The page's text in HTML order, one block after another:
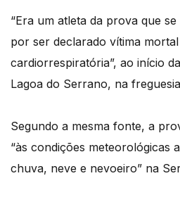
“Era um atleta da prova que
por ser declarado vítima
cardiorrespiratória”, ao início
Lagoa do Serrano, na
Segundo a mesma fonte, a
“às condições meteorológicas
chuva, neve e nevoeiro” na